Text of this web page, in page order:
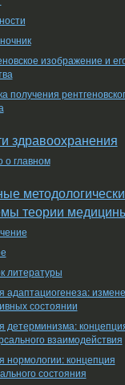
изображение и
получения
здравоохранения
о главном
теории
литературы
адаптациогенеза:
состоянии
детерминизма:
взаимодействия
нормологии: концепция
состояния